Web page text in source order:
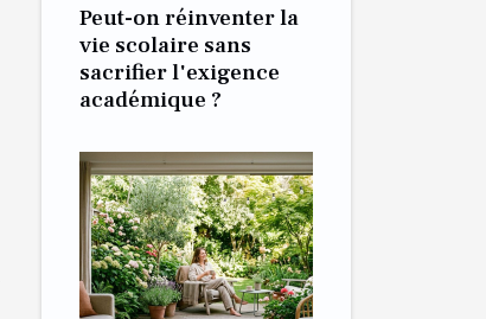
Peut-on réinventer la
vie scolaire sans
sacrifier l'exigence
académique ?